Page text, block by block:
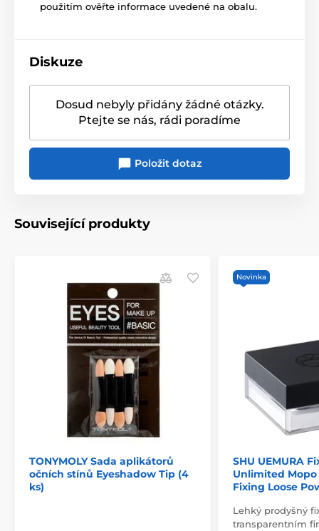
použitím ověřte informace uvedené na obalu.
Diskuze
Dosud nebyly přidány žádné otázky.
Ptejte se nás, rádi poradíme
Položit dotaz
Související produkty
TONYMOLY Sada aplikátorů
očních stínů Eyeshadow Tip (4
ks)
Novinka
SHU UEMURA
Unlimited
Fixing Loose
Lehký prodyšný
transparentním